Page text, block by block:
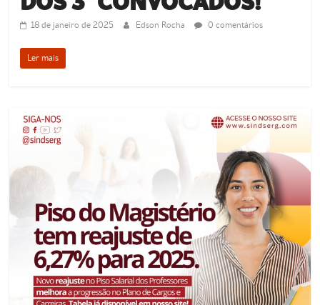
18 de janeiro de 2025 Edson Rocha 0 comentários
Ler mais